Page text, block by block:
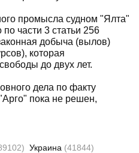
промысла судном "Ялта"
части 3 статьи 256
добыча (вылов)
которая
до двух лет.
дела по факту
пока не решен,
Украина (41844)